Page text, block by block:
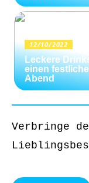
12/10/2022
Leckere
einen
Abend
Verbringe